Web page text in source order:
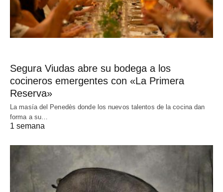
Segura Viudas abre su bodega a los
cocineros emergentes con «La Primera
Reserva»
La masía del Penedès donde los nuevos talentos de la cocina dan
forma a su…
1 semana